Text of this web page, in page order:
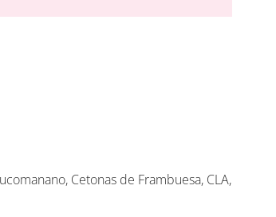
Cetonas de Frambuesa, CLA,